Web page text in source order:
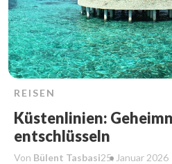
REISEN
Küstenlinien:
entschlüsseln
Von Bülent Tasbasi25. Januar 2026